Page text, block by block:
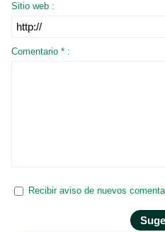
Sitio web :
Comentario * :
Recibir aviso de nuevos